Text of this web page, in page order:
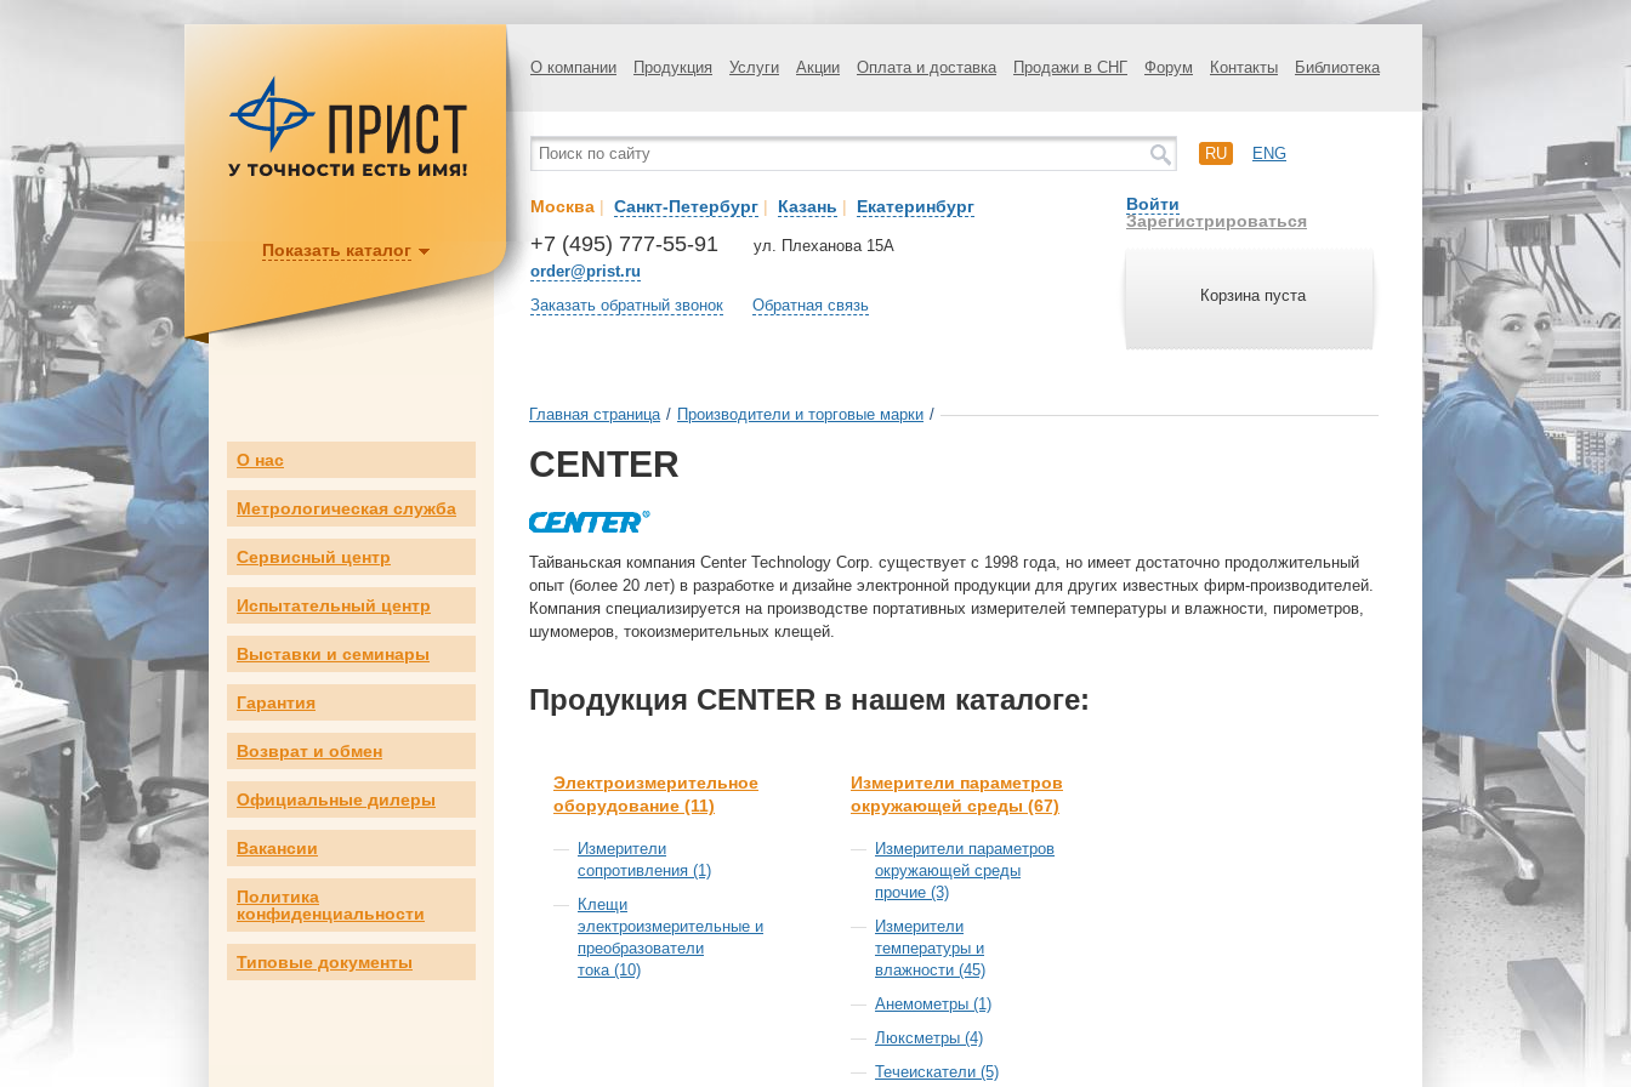
О компании Продукция Услуги Акции Оплата и доставка Продажи в СНГ Форум Контакты Библиотека
RU ENG
Москва | Санкт-Петербург | Казань | Екатеринбург
+7 (495) 777-55-91
order@prist.ru
ул. Плеханова 15А
Заказать обратный звонок Обратная связь
Войти
Зарегистрироваться
Корзина пуста
Показать каталог
О нас
Метрологическая служба
Сервисный центр
Испытательный центр
Выставки и семинары
Гарантия
Возврат и обмен
Официальные дилеры
Вакансии
Политика
конфиденциальности
Типовые документы
Главная страница / Производители и торговые марки /
CENTER
Тайваньская компания Center Technology Corp. существует с 1998 года, но имеет достаточно продолжительный
опыт (более 20 лет) в разработке и дизайне электронной продукции для других известных фирм-производителей.
Компания специализируется на производстве портативных измерителей температуры и влажности, пирометров,
шумомеров, токоизмерительных клещей.
Продукция CENTER в нашем каталоге:
Электроизмерительное
оборудование (11)
Измерители
сопротивления (1)
Клещи
электроизмерительные и
преобразователи
тока (10)
Измерители параметров
окружающей среды (67)
Измерители параметров
окружающей среды
прочие (3)
Измерители
температуры и
влажности (45)
Анемометры (1)
Люксметры (4)
Течеискатели (5)